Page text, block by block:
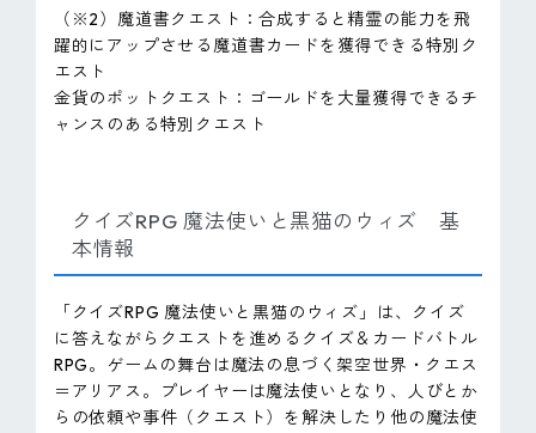
（※2）魔道書クエスト：合成すると精霊の能力を飛
躍的にアップさせる魔道書カードを獲得できる特別ク
エスト
金貨のポットクエスト：ゴールドを大量獲得できるチ
ャンスのある特別クエスト
クイズRPG 魔法使いと黒猫のウィズ 基
本情報
「クイズRPG 魔法使いと黒猫のウィズ」は、クイズ
に答えながらクエストを進めるクイズ＆カードバトル
RPG。ゲームの舞台は魔法の息づく架空世界・クエス
＝アリアス。プレイヤーは魔法使いとなり、人びとか
らの依頼や事件（クエスト）を解決したり他の魔法使